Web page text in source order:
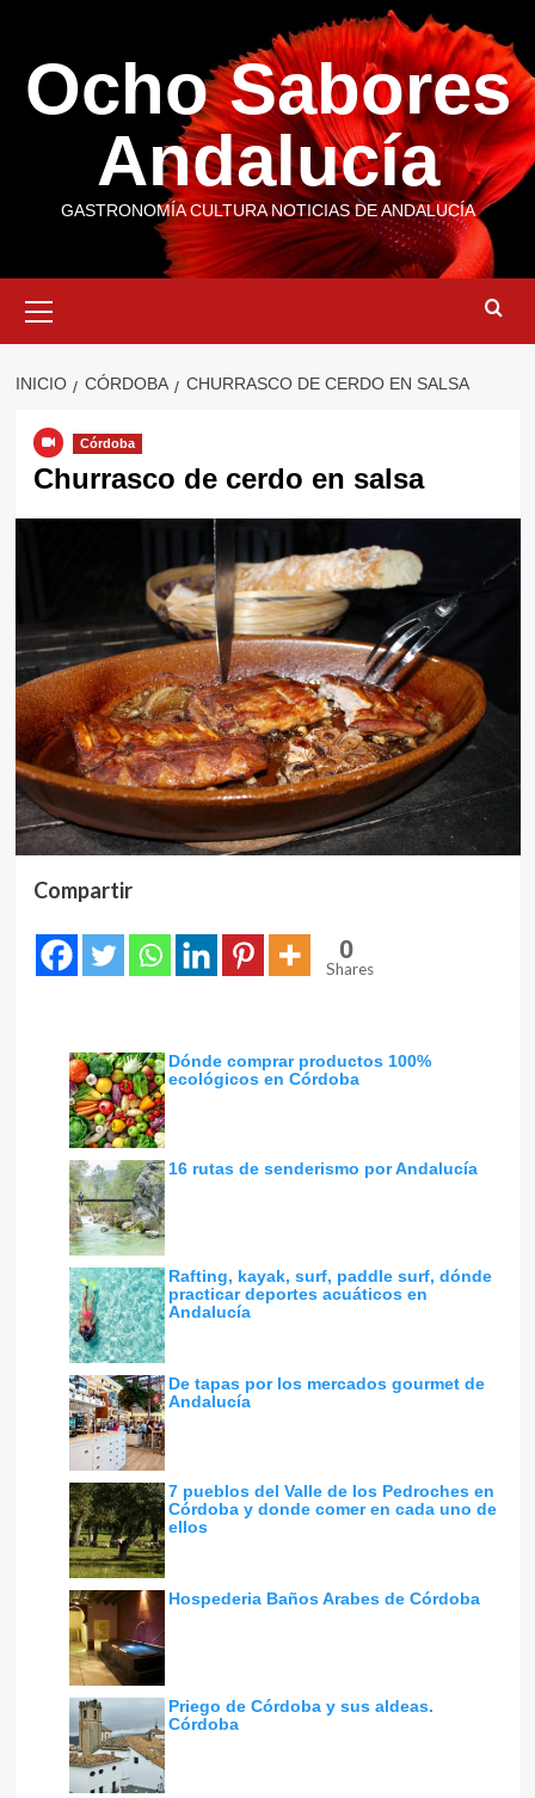
contenido
Ocho Sabores
Andalucía
GASTRONOMÍA CULTURA NOTICIAS DE ANDALUCÍA
primario
INICIO CÓRDOBA CHURRASCO DE CERDO EN SALSA
Córdoba
Churrasco de cerdo en salsa
Compartir
0
Shares
Dónde comprar productos 100%
ecológicos en Córdoba
16 rutas de senderismo por Andalucía
Rafting, kayak, surf, paddle surf, dónde
practicar deportes acuáticos en
Andalucía
De tapas por los mercados gourmet de
Andalucía
7 pueblos del Valle de los Pedroches en
Córdoba y donde comer en cada uno de
ellos
Hospederia Baños Arabes de Córdoba
Priego de Córdoba y sus aldeas.
Córdoba